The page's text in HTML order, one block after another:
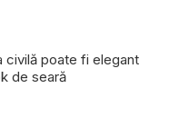
civilă poate fi elegant
de seară